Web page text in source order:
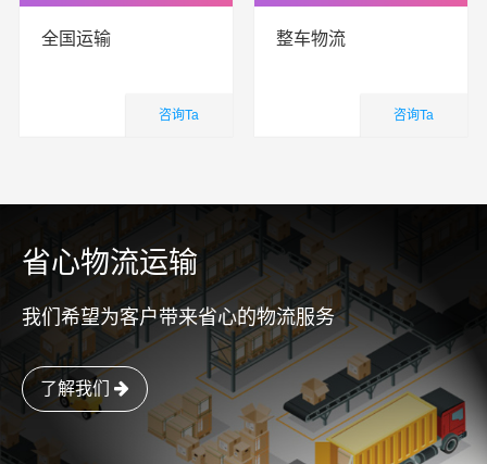
全国运输
咨询Ta
整车物流
咨询Ta
省心物流运输
我们希望为客户带来省心的物流服务
了解我们